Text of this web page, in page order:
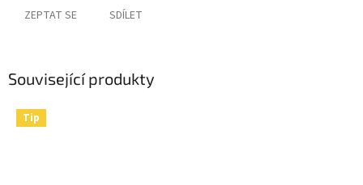
ZEPTAT SE SDÍLET
Související produkty
Tip